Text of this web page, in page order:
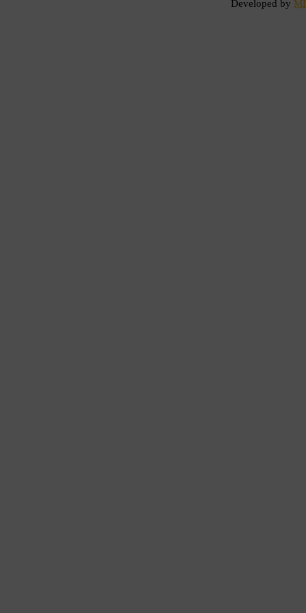
Developed by